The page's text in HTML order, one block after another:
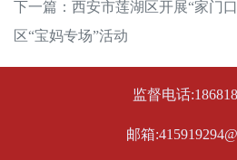
下一篇： 西安市莲湖区开展“家门
区“宝妈专场”活动
监督电话
邮箱